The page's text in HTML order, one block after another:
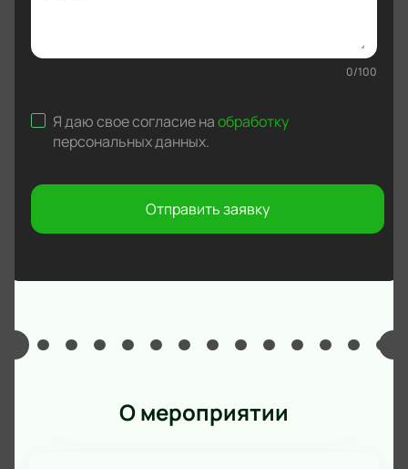
0/100
Я даю свое согласие наобработку
персональных данных.
Отправить заявку
О мероприятии